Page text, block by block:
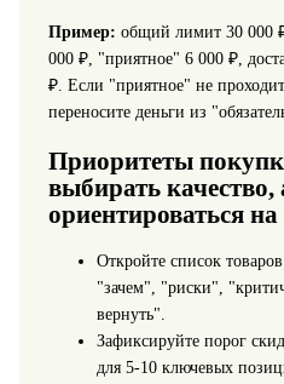
Пример: общий лимит 30 000
000 ₽, "приятное" 6 000 ₽,
₽. Если "приятное" не
переносите деньги из
Приоритеты
выбирать качество,
ориентироваться
Откройте список
"зачем", "риски",
вернуть".
Зафиксируйте порог
для 5-10 ключевых